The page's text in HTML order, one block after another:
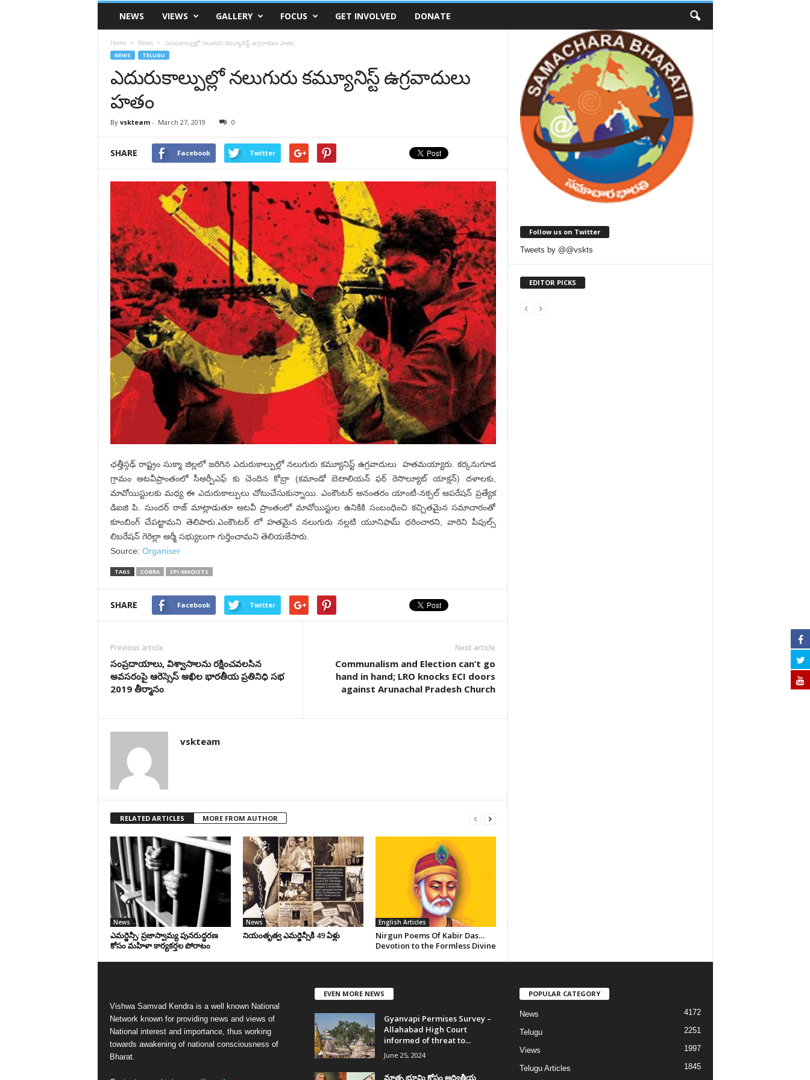
VSK
TelanganaNEWS VIEWS GALLERY FOCUS GET INVOLVED DONATE
Home News ఎదురుకాల్పుల్లో నలుగురు కమ్యూనిస్ట్ ఉగ్రవాదులు హతం
NEWS TELUGU
ఎదురుకాల్పుల్లో నలుగురు కమ్యూనిస్ట్ ఉగ్రవాదులు
హతం
By vskteam- March 27, 2019 0
SHARE Facebook Twitter
ఛత్తీస్గఢ్ రాష్ట్రం సుక్మా జిల్లలో జరిగిన ఎదురుకాల్పుల్లో నలుగురు కమ్యూనిస్ట్ ఉగ్రవాదులు హతమయ్యారు. కర్కనుగూడ
గ్రామం అటవీప్రాంతంలో సీఆర్పీఎఫ్ కు చెందిన కోబ్రా (కమాండో బెటాలియన్ ఫర్ రెసొల్యూట్ యాక్షన్) దళాలకు,
మావోయిస్టులకు మధ్య ఈ ఎదురుకాల్పులు చోటుచేసుకున్నాయి. ఎంకౌంటర్ అనంతరం యాంటీ-నక్సల్ ఆపరేషన్ ప్రత్యేక
డిఐజి పి. సుందర్ రాజ్ మాట్లాడుతూ అటవీ ప్రాంతంలో మావోయిస్టుల ఉనికికి సంబంధించి కచ్చితమైన సమాచారంతో
కూంబింగ్ చేపట్టామని తెలిపారు.ఎంకౌంటర్ లో హతమైన నలుగురు నల్లటి యూనిఫామ్ ధరించారని, వారిని పీపుల్స్
లిబరేషన్ గెరిల్లా ఆర్మీ సభ్యులుగా గుర్తించామని తెలియజేసారు.
Source: Organiser
TAGS COBRA CPI-MAOISTS
SHARE Facebook Twitter
Previous article
సంప్రదాయాలు, విశ్వాసాలను రక్షించవలసిన
అవసరంపై ఆరెస్సెస్ అఖిల భారతీయ ప్రతినిధి సభ
2019 తీర్మానం
Next article
Communalism and Election can’t go
hand in hand; LRO knocks ECI doors
against Arunachal Pradesh Church
vskteam
RELATED ARTICLES MORE FROM AUTHOR
News
ఎమర్జెన్సీ: ప్రజాస్వామ్య పునరుద్ధరణ
కోసం మహిళా కార్యకర్తల పోరాటం
News
నియంతృత్వ ఎమర్జెన్సీకి 49 ఏళ్లు
English Articles
Nirgun Poems Of Kabir Das…
Devotion to the Formless Divine
Follow us on Twitter
Tweets by @@vskts
EDITOR PICKS
Vishwa Samvad Kendra is a well known National
Network known for providing news and views of
National interest and importance, thus working
towards awakening of national consciousness of
Bharat.
EVEN MORE NEWS
Gyanvapi Permises Survey –
Allahabad High Court
informed of threat to...
June 25, 2024
మాతృ భూమి కోసం అద్వితీయ
POPULAR CATEGORY
News 4172
Telugu 2251
Views 1997
Telugu Articles
1845